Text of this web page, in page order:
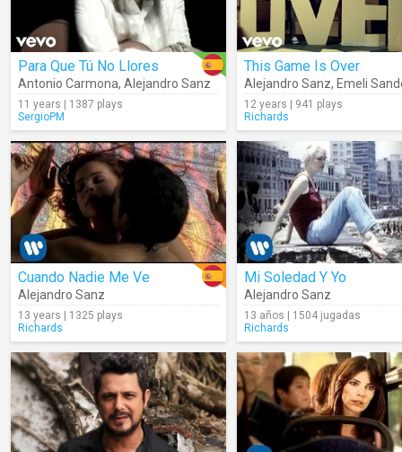
Para Que Tú No Llores
Antonio Carmona, Alejandro Sanz
11 years | 1387 plays
SergioPM
This Game Is Over
Alejandro Sanz, Emeli
12 years | 941 plays
Richards
Cuando Nadie Me Ve
Alejandro Sanz
13 years | 1325 plays
Richards
Mi Soledad Y Yo
Alejandro Sanz
13 años | 1504 jugadas
Richards